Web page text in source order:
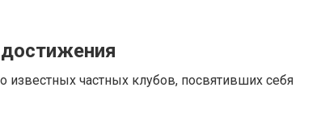
известных частных клубов, посвятивших себя